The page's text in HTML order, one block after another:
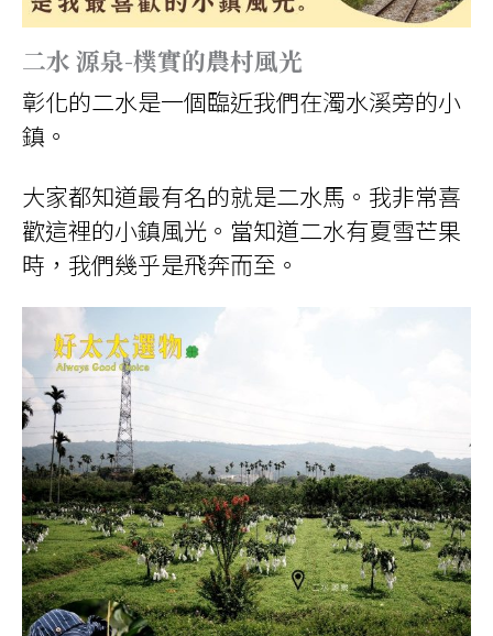
二水 源泉-樸實的農村風光
彰化的二水是一個臨近我們在濁水溪旁的小
鎮。
大家都知道最有名的就是二水馬。我非常喜
歡這裡的小鎮風光。當知道二水有夏雪芒果
時，我們幾乎是飛奔而至。